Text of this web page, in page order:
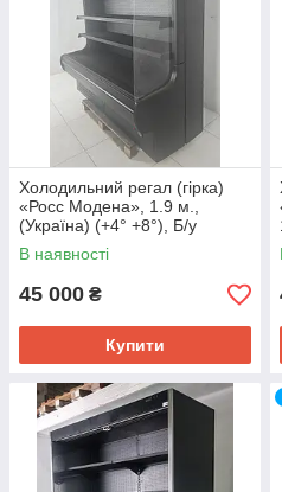
Холодильний регал (гірка)
«Росс Модена», 1.9 м.,
(Україна) (+4° +8°), Б/у
В наявності
45 000 ₴
Купити